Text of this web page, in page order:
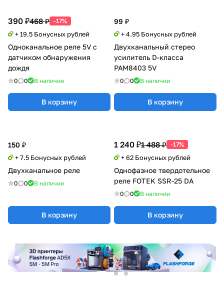
99 ₽
+ 4.95 Бонусных рублей
Двухканальный стерео
усилитель D-класса
PAM8403 5V
0 0 В наличии
В корзину
150 ₽
+ 7.5 Бонусных рублей
Двухканальное реле
0 0 В наличии
В корзину
1 240 ₽1 488 ₽ -17%
+ 62 Бонусных рублей
Однофазное твердотельное
реле FOTEK SSR-25 DA
0 0 В наличии
В корзину
390 ₽468 ₽ -17%
+ 19.5 Бонусных рублей
Одноканальное реле 5V с
датчиком обнаружения
дождя
0 0 В наличии
В корзину